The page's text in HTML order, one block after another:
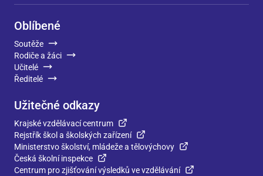
Oblíbené
Soutěže
Rodiče a žáci
Učitelé
Ředitelé
Užitečné odkazy
Krajské vzdělávací centrum
Rejstřík škol a školských zařízení
Ministerstvo školství, mládeže a tělovýchovy
Česká školní inspekce
Centrum pro zjišťování výsledků ve vzdělávání